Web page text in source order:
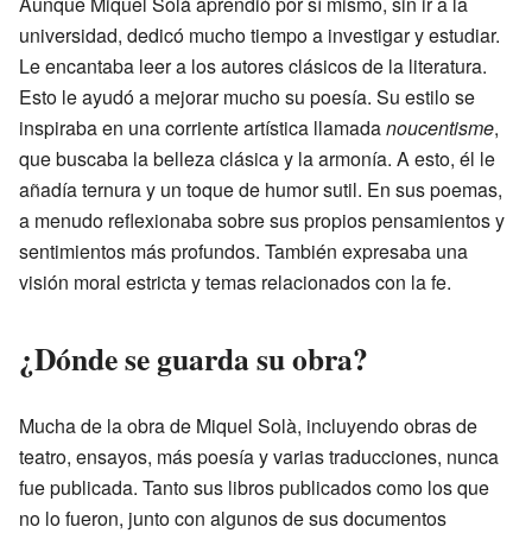
universidad, dedicó mucho tiempo a investigar y estudiar.
Le encantaba leer a los autores clásicos de la literatura.
Esto le ayudó a mejorar mucho su poesía. Su estilo se
inspiraba en una corriente artística llamadanoucentisme,
que buscaba la belleza clásica y la armonía. A esto, él le
añadía ternura y un toque de humor sutil. En sus poemas,
a menudo reflexionaba sobre sus propios pensamientos y
sentimientos más profundos. También expresaba una
visión moral estricta y temas relacionados con la fe.
¿Dónde se guarda su obra?
Mucha de la obra de Miquel Solà, incluyendo obras de
teatro, ensayos, más poesía y varias traducciones, nunca
fue publicada. Tanto sus libros publicados como los que
no lo fueron, junto con algunos de sus documentos